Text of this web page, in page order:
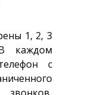
1, 2, 3
каждом
с